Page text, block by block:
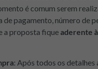
é comum serem
pagamento, número de
a proposta fique aderente
: Após todos os detalhes